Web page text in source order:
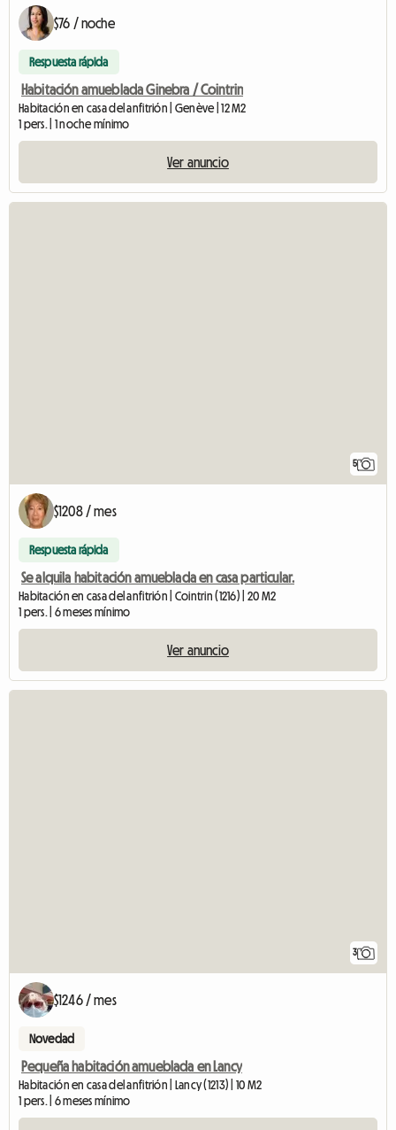
$76 / noche
Respuesta rápida
Habitación amueblada Ginebra / Cointrin
Habitación en casa del anfitrión | Genève | 12 M2
1 pers. | 1 noche mínimo
Ver anuncio
5
$1208 / mes
Respuesta rápida
Se alquila habitación amueblada en casa particular.
Habitación en casa del anfitrión | Cointrin (1216) | 20 M2
1 pers. | 6 meses mínimo
Ver anuncio
3
$1246 / mes
Novedad
Pequeña habitación amueblada en Lancy
Habitación en casa del anfitrión | Lancy (1213) | 10 M2
1 pers. | 6 meses mínimo